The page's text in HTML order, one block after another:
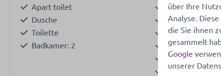
Apart toilet
Dusche
Toilette
Badkamer: 2
Oven- combi
Toaster
Pfannen
Besteck
über Ihre
Analyse.
die Sie ihnen
gesammelt
Google
unserer